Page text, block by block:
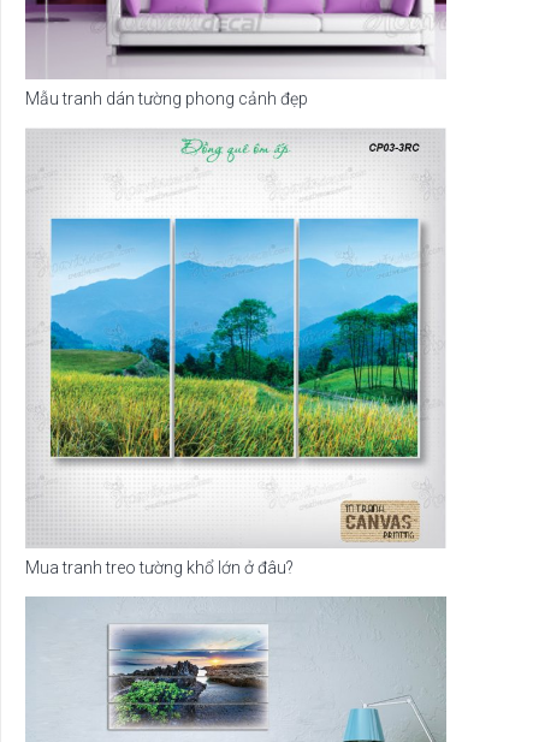
Mẫu tranh dán tường phong cảnh đẹp
Mua tranh treo tường khổ lớn ở đâu?